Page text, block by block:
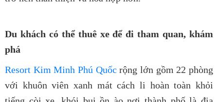
Du khách có thể thuê xe để đi tham quan, khám
phá
Resort Kim Minh Phú Quốc rộng lớn gồm 22 phòng
với khuôn viên xanh mát cách li hoàn toàn khỏi